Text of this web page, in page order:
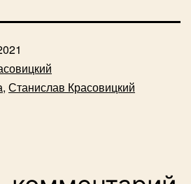
, Станислав Красовицкий